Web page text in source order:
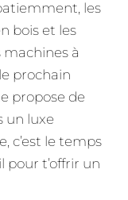
les
bois et les
machines à
prochain
propose de
un luxe
c’est le temps
pour t’offrir un